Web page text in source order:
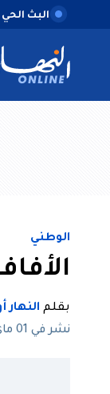
البث الحي
الوطني
بقلم النهار
نشر في 01 ماي 2026 - 23:45